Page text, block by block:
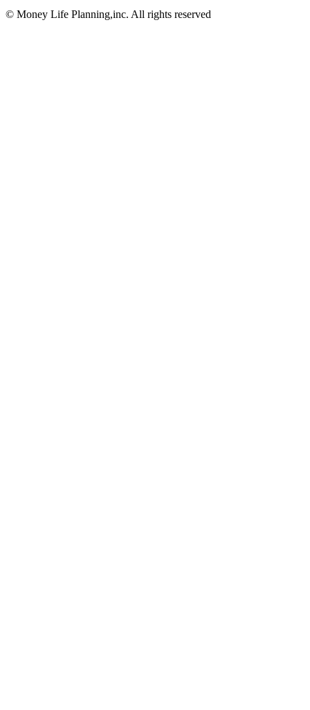
© Money Life Planning,inc. All rights reserved